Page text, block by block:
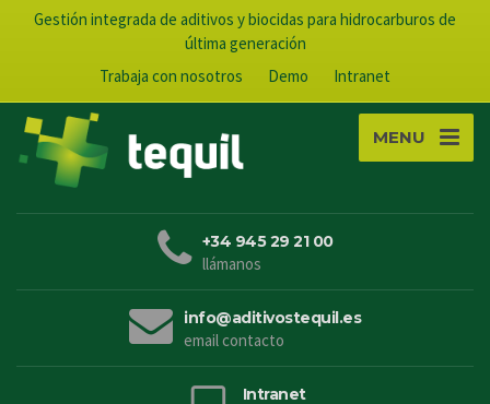
Gestión integrada de aditivos y biocidas para hidrocarburos de
última generación
Trabaja con nosotros
Demo Intranet
MENU
+34 945 29 21 00
llámanos
info@aditivostequil.es
email contacto
Intranet